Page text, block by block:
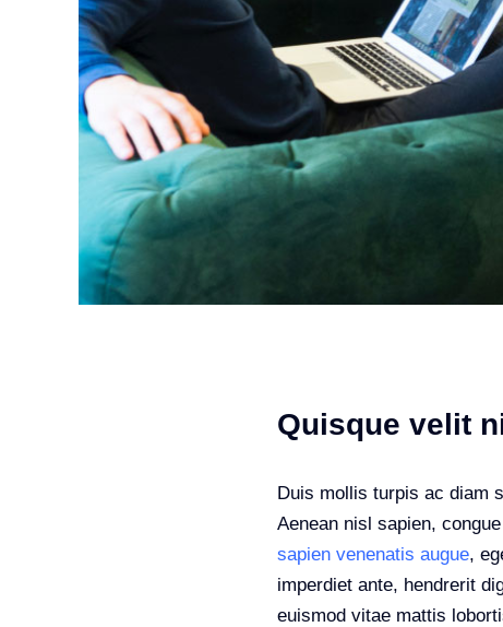
Quisque velit
Duis mollis turpis ac diam
Aenean nisl sapien,
sapien venenatis augue,
imperdiet ante, hendrerit
euismod vitae mattis